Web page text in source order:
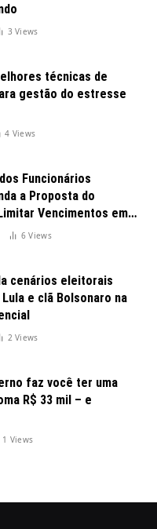
3Views
técnicas de
gestão do estresse
4 Views
Funcionários
a Proposta do
Vencimentos em
6Views
cenários eleitorais
e clã Bolsonaro na
2Views
faz você ter uma
R$ 33 mil – e
1 Views